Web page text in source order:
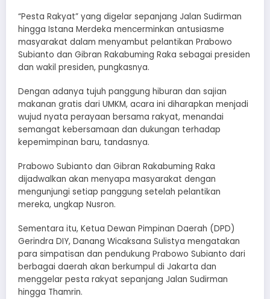
“Pesta Rakyat” yang digelar sepanjang Jalan Sudirman
hingga Istana Merdeka mencerminkan antusiasme
masyarakat dalam menyambut pelantikan Prabowo
Subianto dan Gibran Rakabuming Raka sebagai presiden
dan wakil presiden, pungkasnya.
Dengan adanya tujuh panggung hiburan dan sajian
makanan gratis dari UMKM, acara ini diharapkan menjadi
wujud nyata perayaan bersama rakyat, menandai
semangat kebersamaan dan dukungan terhadap
kepemimpinan baru, tandasnya.
Prabowo Subianto dan Gibran Rakabuming Raka
dijadwalkan akan menyapa masyarakat dengan
mengunjungi setiap panggung setelah pelantikan
mereka, ungkap Nusron.
Sementara itu, Ketua Dewan Pimpinan Daerah (DPD)
Gerindra DIY, Danang Wicaksana Sulistya mengatakan
para simpatisan dan pendukung Prabowo Subianto dari
berbagai daerah akan berkumpul di Jakarta dan
menggelar pesta rakyat sepanjang Jalan Sudirman
hingga Thamrin.